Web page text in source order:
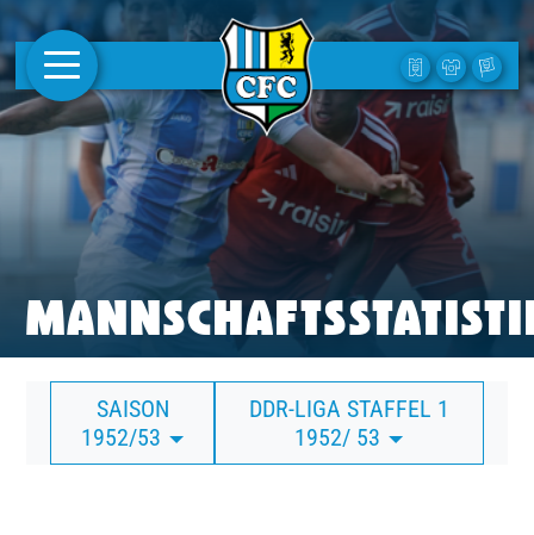
AKTUELLES
1. MANNSCHAFT
FRAUEN
CAMPUS
CLUB
CLUBMITGLIEDSCHAFT
BUSINESS
SAISON
1952/53
DDR-LIGA STAFFEL 1
1952/ 53